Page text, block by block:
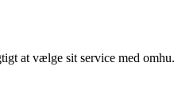
at vælge sit service med